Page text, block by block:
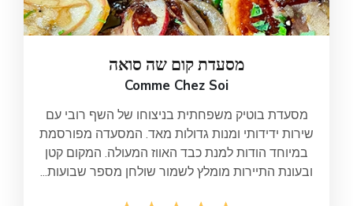
מסעדת קום שה סואה
Comme Chez Soi
מסעדת בוטיק משפחתית בניצוחו של השף רובי עם
שירות ידידותי ומנות גדולות מאד. המסעדה מפורסמת
במיוחד הודות למנת כבד האווז המעולה. המקום קטן
ובעונת התיירות מומלץ לשמור שולחן מספר שבועות...